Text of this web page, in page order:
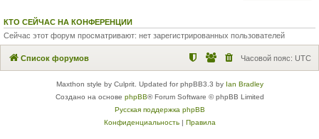
КТО СЕЙЧАС НА КОНФЕРЕНЦИИ
Сейчас этот форум просматривают: нет зарегистрированных пользователей
Список форумов Часовой пояс: UTC
Maxthon style by Culprit. Updated for phpBB3.3 by Ian Bradley
Создано на основе phpBB® Forum Software © phpBB Limited
Русская поддержка phpBB
Конфиденциальность| Правила